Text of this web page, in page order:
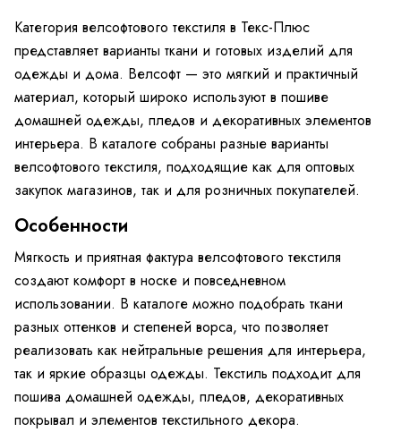
Категория велсофтового текстиля в Текс-Плюс
представляет варианты ткани и готовых изделий для
одежды и дома. Велсофт — это мягкий и практичный
материал, который широко используют в пошиве
домашней одежды, пледов и декоративных элементов
интерьера. В каталоге собраны разные варианты
велсофтового текстиля, подходящие как для оптовых
закупок магазинов, так и для розничных покупателей.
Особенности
Мягкость и приятная фактура велсофтового текстиля
создают комфорт в носке и повседневном
использовании. В каталоге можно подобрать ткани
разных оттенков и степеней ворса, что позволяет
реализовать как нейтральные решения для интерьера,
так и яркие образцы одежды. Текстиль подходит для
пошива домашней одежды, пледов, декоративных
покрывал и элементов текстильного декора.